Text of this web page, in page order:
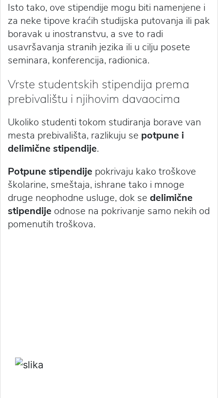
Isto tako, ove stipendije mogu biti namenjene i
za neke tipove kraćih studijska putovanja ili pak
boravak u inostranstvu, a sve to radi
usavršavanja stranih jezika ili u cilju posete
seminara, konferencija, radionica.
Vrste studentskih stipendija prema
prebivalištu i njihovim davaocima
Ukoliko studenti tokom studiranja borave van
mesta prebivališta, razlikuju se potpune i
delimične stipendije.
Potpune stipendije pokrivaju kako troškove
školarine, smeštaja, ishrane tako i mnoge
druge neophodne usluge, dok se delimične
stipendije odnose na pokrivanje samo nekih od
pomenutih troškova.